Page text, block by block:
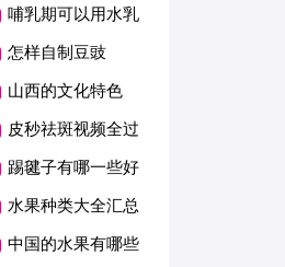
西米
哺乳期可以用水乳
吗
怎样自制豆豉
山西的文化特色
皮秒祛斑视频全过
程
踢毽子有哪一些好
处
水果种类大全汇总
中国的水果有哪些